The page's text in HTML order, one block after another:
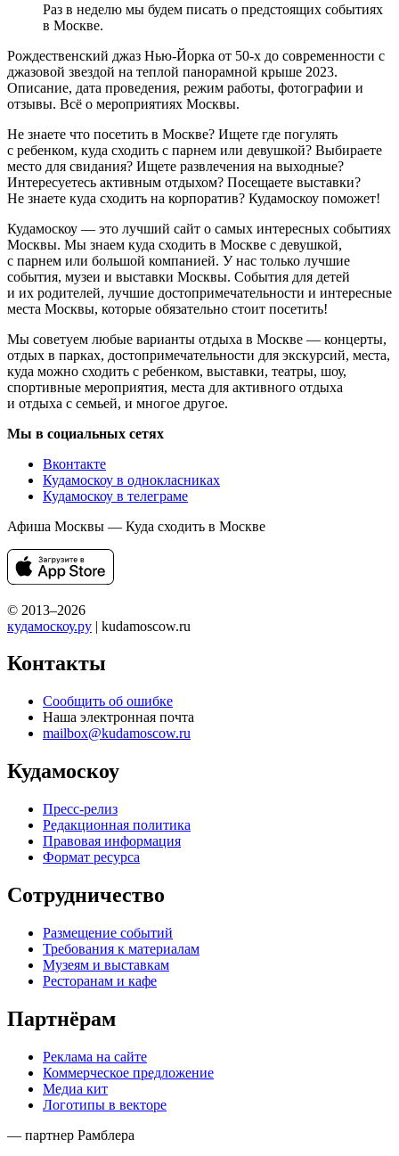
Раз в неделю мы будем писать о предстоящих событиях
в Москве.
Рождественский джаз Нью-Йорка от 50-х до современности с
джазовой звездой на теплой панорамной крыше 2023.
Описание, дата проведения, режим работы, фотографии и
отзывы. Всё о мероприятиях Москвы.
Не знаете что посетить в Москве? Ищете где погулять
с ребенком, куда сходить с парнем или девушкой? Выбираете
место для свидания? Ищете развлечения на выходные?
Интересуетесь активным отдыхом? Посещаете выставки?
Не знаете куда сходить на корпоратив? Кудамоскоу поможет!
Кудамоскоу — это лучший сайт о самых интересных событиях
Москвы. Мы знаем куда сходить в Москве с девушкой,
с парнем или большой компанией. У нас только лучшие
события, музеи и выставки Москвы. События для детей
и их родителей, лучшие достопримечательности и интересные
места Москвы, которые обязательно стоит посетить!
Мы советуем любые варианты отдыха в Москве — концерты,
отдых в парках, достопримечательности для экскурсий, места,
куда можно сходить с ребенком, выставки, театры, шоу,
спортивные мероприятия, места для активного отдыха
и отдыха с семьей, и многое другое.
Мы в социальных сетях
Вконтакте
Кудамоскоу в однокласниках
Кудамоскоу в телеграме
Афиша Москвы — Куда сходить в Москве
© 2013–2026
кудамоскоу.ру | kudamoscow.ru
Контакты
Сообщить об ошибке
Наша электронная почта
mailbox@kudamoscow.ru
Кудамоскоу
Пресс-релиз
Редакционная политика
Правовая информация
Формат ресурса
Сотрудничество
Размещение событий
Требования к материалам
Музеям и выставкам
Ресторанам и кафе
Партнёрам
Реклама на сайте
Коммерческое предложение
Медиа кит
Логотипы в векторе
— партнер Рамблера